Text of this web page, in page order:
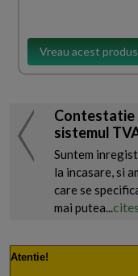
Vreau acest
Contestatie
sistemul
Suntem
la incasare, si
care se
mai putea...
Atentie!